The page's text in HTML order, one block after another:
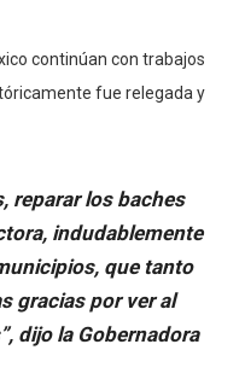
continúan con trabajos
fue relegada y
reparar los baches
indudablemente
que tanto
gracias por ver al
dijo la Gobernadora